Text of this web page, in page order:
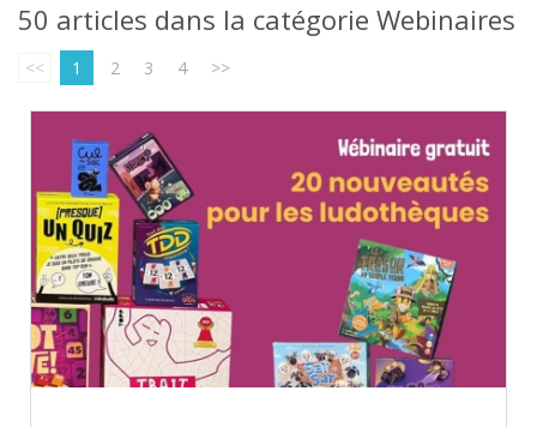
50 articles dans la catégorie Webinaires
<< 1 2 3 4 >>